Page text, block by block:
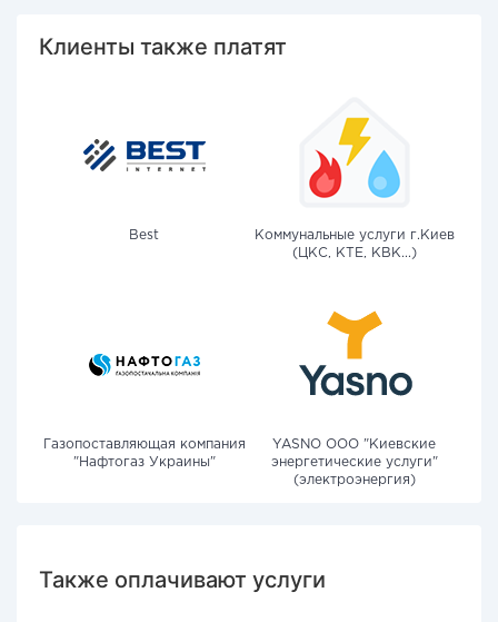
Клиенты также платят
Best
Коммунальные услуги г.Киев
(ЦКС, КТЕ, КВК...)
Газопоставляющая компания
"Нафтогаз Украины"
YASNO OOO "Киевские
энергетические услуги"
(электроэнергия)
Также оплачивают услуги